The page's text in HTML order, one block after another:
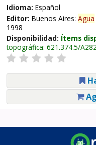
Idioma: Español
Editor: Buenos Aires: Agua
1998
Disponibilidad: Ítems
topográfica: 621.374.5/